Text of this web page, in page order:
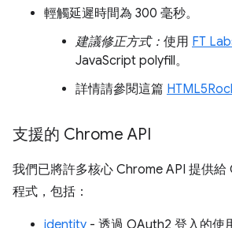
輕觸延遲時間為 300 毫秒。
建議修正方式： 使用 FT
JavaScript polyfill。
詳情請參閱這篇
支援的 Chrome API
我們已將許多核心 Chrome API 提供給
程式，包括：